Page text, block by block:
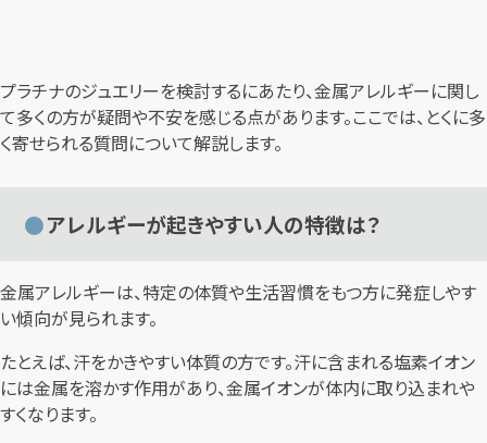
プラチナのジュエリーを検討するにあたり、金属アレルギーに関し
て多くの方が疑問や不安を感じる点があります。ここでは、とくに多
く寄せられる質問について解説します。
アレルギーが起きやすい人の特徴は？
金属アレルギーは、特定の体質や生活習慣をもつ方に発症しやす
い傾向が見られます。
たとえば、汗をかきやすい体質の方です。汗に含まれる塩素イオン
には金属を溶かす作用があり、金属イオンが体内に取り込まれや
すくなります。